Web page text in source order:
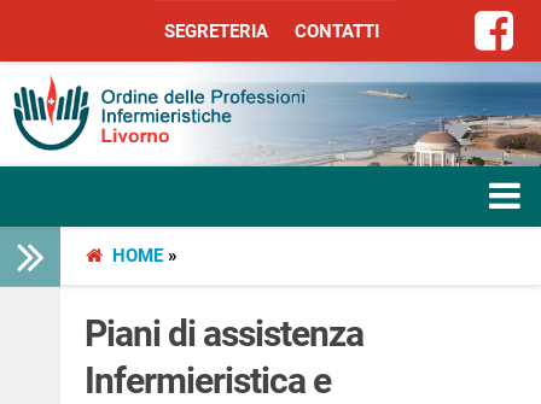
SEGRETERIA CONTATTI
SEGRETERIA CONTATTI
HOME HOME»
Piani di assistenza
Infermieristica e